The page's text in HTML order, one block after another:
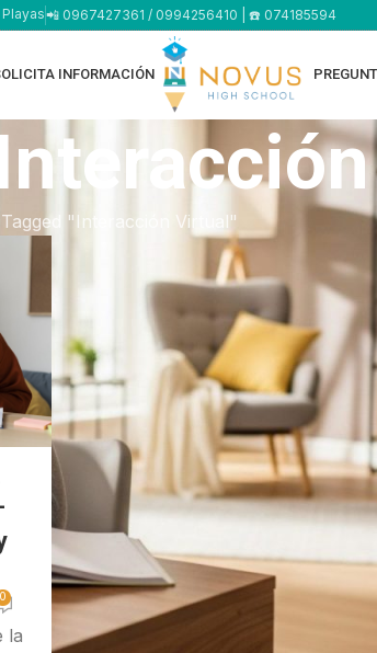
📲 0967427361 / 0994256410 | ☎️ 074185594
INFORMACIÓN
"Interacción Virtual"
0
la